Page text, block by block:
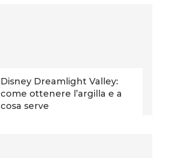
Disney Dreamlight Valley:
come ottenere l’argilla e a
cosa serve